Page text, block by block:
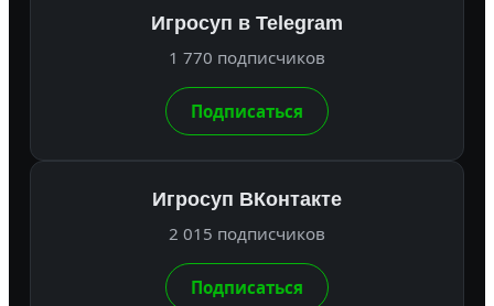
Игросуп в Telegram
1 770 подписчиков
Подписаться
Игросуп ВКонтакте
2 015 подписчиков
Подписаться